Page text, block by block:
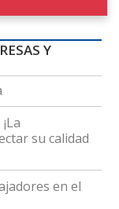
Y
su calidad
en el